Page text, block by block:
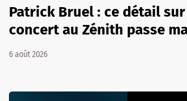
Patrick Bruel : ce détail
concert au Zénith passe
6 août 2026